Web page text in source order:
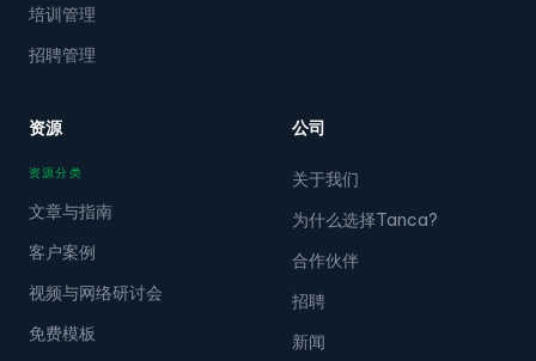
培训管理
招聘管理
资源
资源分类
文章与指南
客户案例
视频与网络研讨会
免费模板
公司
关于我们
为什么选择Tanca?
合作伙伴
招聘
新闻